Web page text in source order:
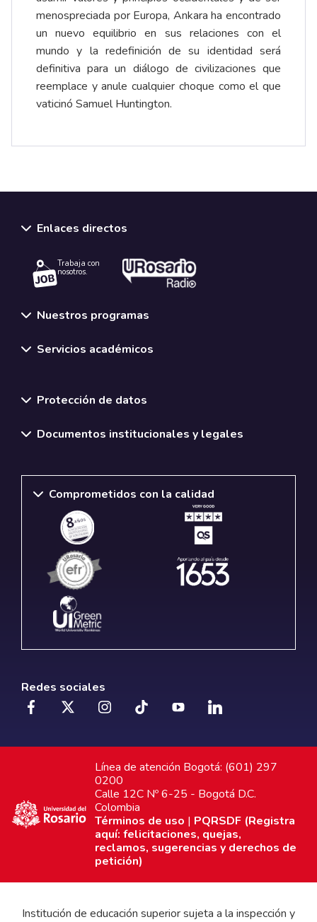
menospreciada por Europa, Ankara ha encontrado
un nuevo equilibrio en sus relaciones con el
mundo y la redefinición de su identidad será
definitiva para un diálogo de civilizaciones que
reemplace y anule cualquier choque como el que
vaticinó Samuel Huntington.
Enlaces directos
Trabaja con
nosotros.
Nuestros programas
Servicios académicos
Protección de datos
Documentos institucionales y legales
Comprometidos con la calidad
Redes sociales
Línea de atención Bogotá: (601) 297
0200
Calle 12C Nº 6-25 - Bogotá D.C.
Colombia
Términos de uso | PQRSDF (Registra
aquí: felicitaciones, quejas,
reclamos, sugerencias y derechos de
petición)
Institución de educación superior sujeta a la inspección y